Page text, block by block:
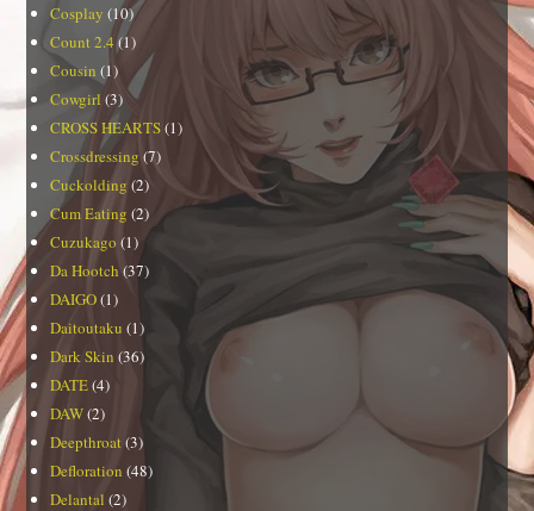
Cosplay (10)
Count 2.4(1)
Cousin (1)
Cowgirl (3)
CROSS HEARTS(1)
Crossdressing (7)
Cuckolding (2)
Cum Eating (2)
Cuzukago (1)
Da Hootch (37)
DAIGO(1)
Daitoutaku (1)
Dark Skin (36)
DATE(4)
DAW(2)
Deepthroat (3)
Defloration (48)
Delantal (2)